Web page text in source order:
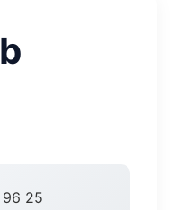
25